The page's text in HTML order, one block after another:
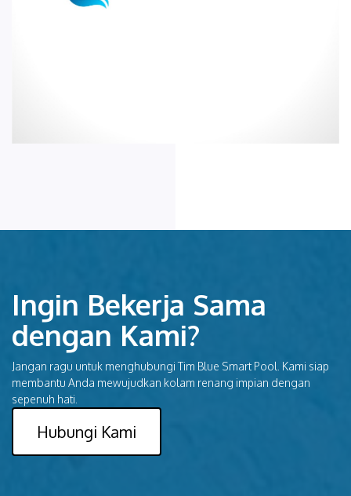
Ingin Bekerja Sama
dengan Kami?
Jangan ragu untuk menghubungi Tim Blue Smart Pool. Kami siap
membantu Anda mewujudkan kolam renang impian dengan
sepenuh hati.
Hubungi Kami